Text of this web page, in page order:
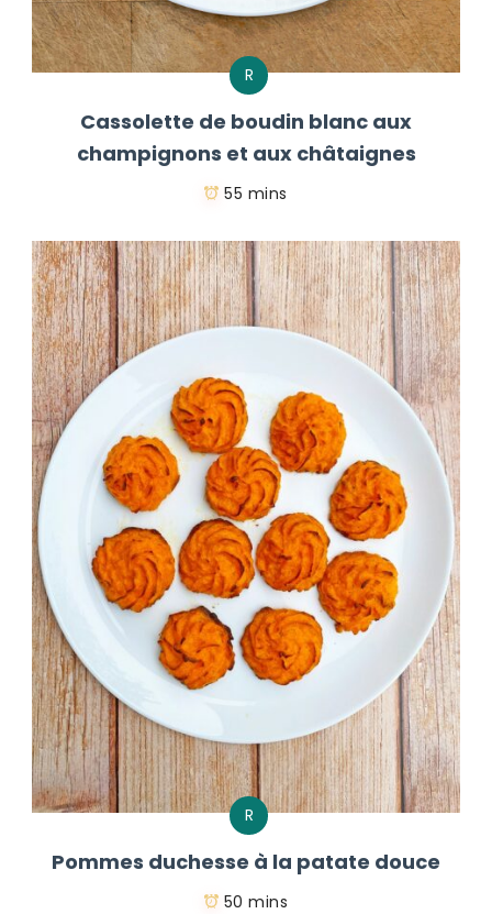
R
Cassolette de boudin blanc aux
champignons et aux châtaignes
55 mins
R
Pommes duchesse à la patate douce
50 mins